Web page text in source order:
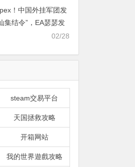
！中国外挂军团发
集结令”，EA瑟瑟发
02/28
steam交易平台
天国拯救攻略
开箱网站
我的世界遊戲攻略